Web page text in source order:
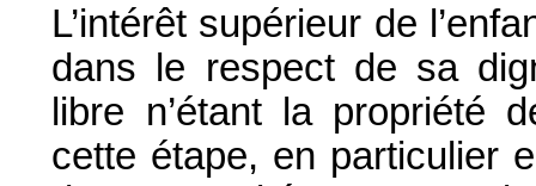
L’intérêt supérieur de
dans le respect de sa
libre n’étant la propriété
cette étape, en particulier